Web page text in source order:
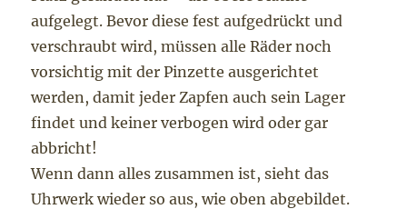
aufgelegt. Bevor diese fest aufgedrückt und
verschraubt wird, müssen alle Räder noch
vorsichtig mit der Pinzette ausgerichtet
werden, damit jeder Zapfen auch sein Lager
findet und keiner verbogen wird oder gar
abbricht!
Wenn dann alles zusammen ist, sieht das
Uhrwerk wieder so aus, wie oben abgebildet.